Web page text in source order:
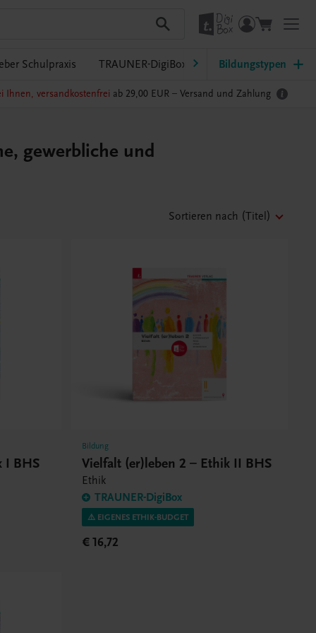
Schulpraxis TRAUNER-DigiBox Lehrer/innen-Service
Bildungstypen
Ihnen, versandkostenfrei ab 29,00 EUR – Versand und Zahlung
gewerbliche und
Sortieren nach (Titel)
I BHS
Bildung
Vielfalt (er)leben 2 – Ethik II BHS
Ethik
TRAUNER-DigiBox
⚠️ EIGENES ETHIK-BUDGET
€ 16,72